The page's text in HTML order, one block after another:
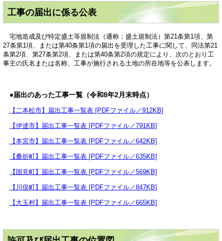
工事の届出に係る公表
宅地造成及び特定盛土等規制法（通称：盛土規制法）第21条第1項、第
27条第1項、または第40条第1項の届出を受理した工事に関して、同法第21
条第2項、第27条第2項、または第40条第2項の規定により、次のとおり工
事主の氏名または名称、工事が施行される土地の所在地等を公表します。
●届出のあった工事一覧（令和8年2月末時点）
【二本松市】届出工事一覧表 [PDFファイル／912KB]
【伊達市】届出工事一覧表 [PDFファイル／791KB]
【本宮市】届出工事一覧表 [PDFファイル／642KB]
【桑折町】届出工事一覧表 [PDFファイル／635KB]
【国見町】届出工事一覧表 [PDFファイル／569KB]
【川俣町】届出工事一覧表 [PDFファイル／847KB]
【大玉村】届出工事一覧表 [PDFファイル／665KB]